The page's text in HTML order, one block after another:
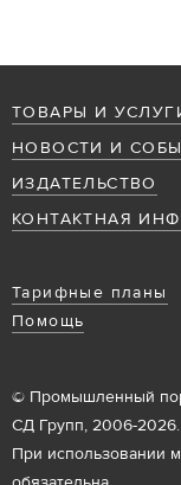
ТОВАРЫ И
НОВОСТИ И
ИЗДАТЕЛЬСТВО
КОНТАКТНАЯ
Тарифные планы
Помощь
© Промышленный
СД Групп, 2006-2026.
При использовании